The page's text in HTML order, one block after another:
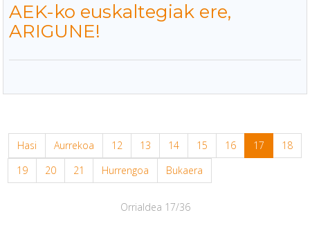
AEK-ko euskaltegiak ere,
ARIGUNE!
Hasi Aurrekoa 12 13 14 15 16 17
18
19
20 21 Hurrengoa Bukaera
Orrialdea 17/36